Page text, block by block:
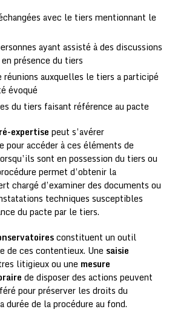
avec le tiers mentionnant le
ayant assisté à des discussions
présence du tiers
réunions auxquelles le tiers a participé
évoqué
du tiers faisant référence au pacte
expertise peut s’avérer
accéder à ces éléments de
sont en possession du tiers ou
permet d’obtenir la
chargé d’examiner des documents ou
techniques susceptibles
du pacte par le tiers.
constituent un outil
de ces contentieux. Une saisie
litigieux ou une mesure
de disposer des actions peuvent
pour préserver les droits du
durée de la procédure au fond.